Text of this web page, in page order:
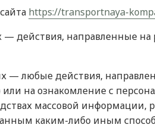
https://transportnaya-
— действия, направленные
— любые действия,
на ознакомление с
массовой
каким-либо иным